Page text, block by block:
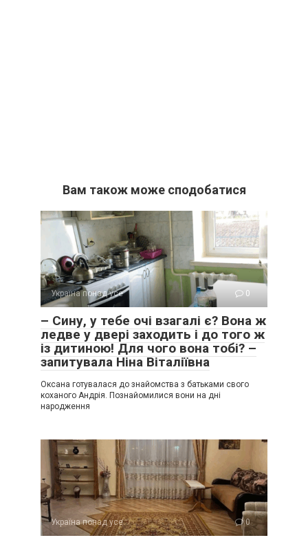
Вам також може сподобатися
Україна понад усе 0
– Сину, у тебе очі взагалі є? Вона ж
ледве у двері заходить і до того ж
із дитиною! Для чого вона тобі? –
запитувала Ніна Віталіївна
Оксана готувалася до знайомства з батьками свого
коханого Андрія. Познайомилися вони на дні
народження
Україна понад усе 0